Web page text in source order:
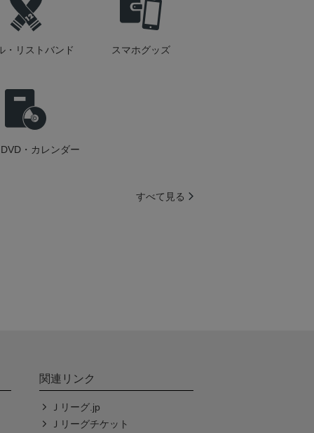
・リストバンド スマホグッズ
・カレンダー
すべて見る
関連リンク
Ｊリーグ.jp
Ｊリーグチケット